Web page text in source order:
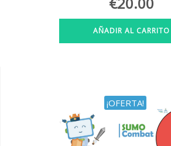
AÑADIR AL CARRITO
¡OFERTA!